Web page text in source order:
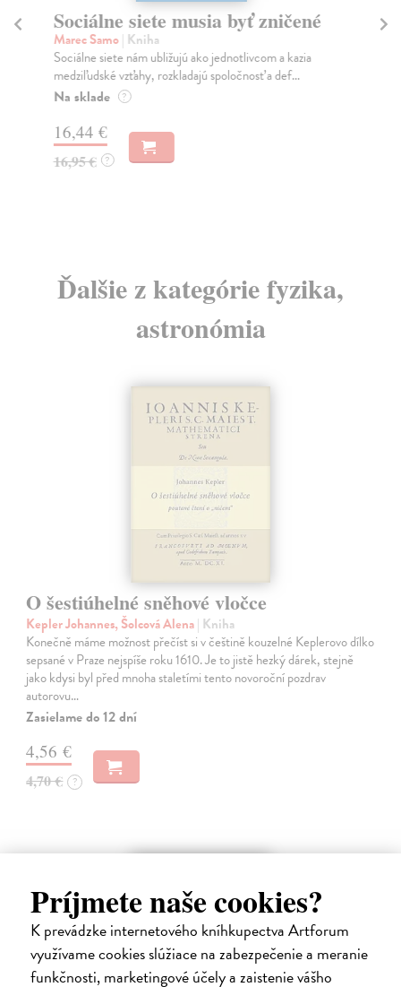
Príjmete naše cookies?
K prevádzke internetového kníhkupectva Artforum
využívame cookies slúžiace na zabezpečenie a meranie
funkčnosti, marketingové účely a zaistenie vášho
Sociálne siete musia byť zničené
Marec Samo| Kniha
Sociálne siete nám ubližujú ako jednotlivcom a kazia
medziľudské vzťahy, rozkladajú spoločnosť a def...
Na sklade ?
16,44 €
16,95 € ?
Ďalšie z kategórie fyzika,
astronómia
O šestiúhelné sněhové vločce
Kepler Johannes, Šolcová Alena| Kniha
Konečně máme možnost přečíst si v češtině kouzelné Keplerovo dílko
sepsané v Praze nejspíše roku 1610. Je to jistě hezký dárek, stejně
jako kdysi byl před mnoha staletími tento novoroční pozdrav
autorovu…
Zasielame do 12 dní
4,56 €
4,70 € ?